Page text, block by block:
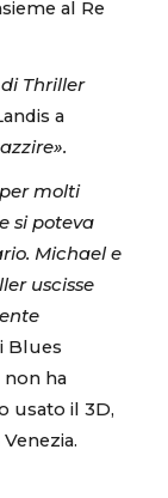
al Re
Thriller
a
molti
si poteva
Michael e
uscisse
Blues
non ha
usato il 3D,